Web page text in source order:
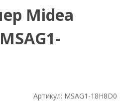
Midea
Артикул: MSAG1-18H8D0